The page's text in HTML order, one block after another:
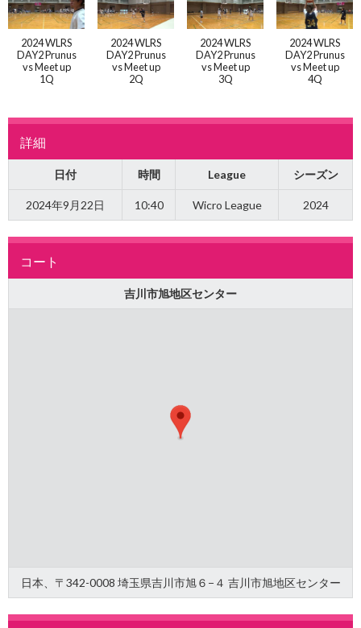
2024 WLRS
DAY2 Prunus
vs Meet up
1Q
2024 WLRS
DAY2 Prunus
vs Meet up
2Q
2024 WLRS
DAY2 Prunus
vs Meet up
3Q
2024 WLRS
DAY2 Prunus
vs Meet up
4Q
詳細
日付 時間 League シーズン
2024年9月22日 10:40 Wicro League 2024
コート
吉川市旭地区センター
日本、〒342-0008 埼玉県吉川市旭６−４ 吉川市旭地区センター